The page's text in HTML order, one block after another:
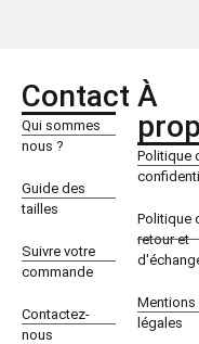
Contact
Qui sommes
nous ?
Guide des
tailles
Suivre votre
commande
Contactez-
nous
À
Politique
Politique
retour et
Mentions
légales